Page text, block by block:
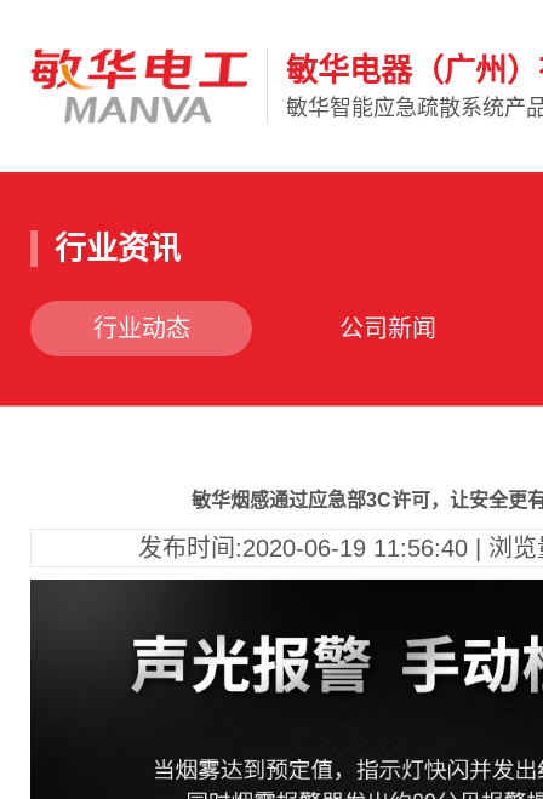
敏华电器（广州
敏华智能应急疏散系统产
行业资讯
行业动态 公司新闻
敏华烟感通过应急部3C许可，让安全更
发布时间:2020-06-19 11:56:40 | 浏览